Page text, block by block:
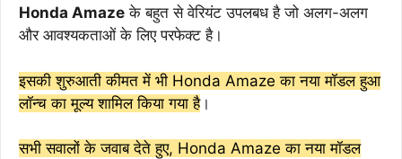
Honda Amaze के बहुत से वेरियंट उपलबध है जो अलग-अलग
और आवश्यकताओं के लिए परफेक्ट है।
इसकी शुरुआती कीमत में भी Honda Amaze का नया मॉडल हुआ
लॉन्च का मूल्य शामिल किया गया है।
सभी सवालों के जवाब देते हुए, Honda Amaze का नया मॉडल